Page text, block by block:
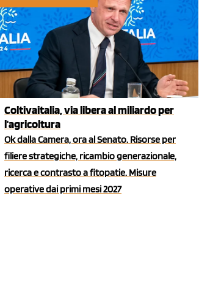
Coltivaitalia, via libera al miliardo per
l'agricoltura
Ok dalla Camera, ora al Senato. Risorse per
filiere strategiche, ricambio generazionale,
ricerca e contrasto a fitopatie. Misure
operative dai primi mesi 2027